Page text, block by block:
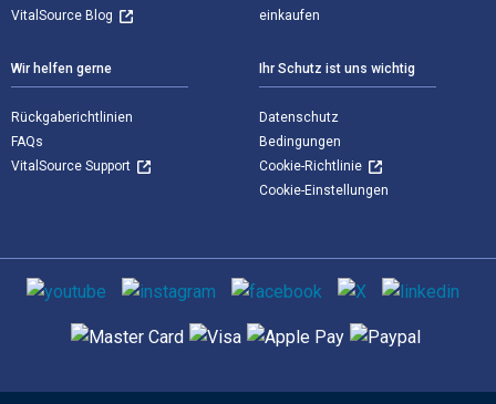
VitalSource Blog
einkaufen
Wir helfen gerne
Rückgaberichtlinien
FAQs
VitalSource Support
Ihr Schutz ist uns wichtig
Datenschutz
Bedingungen
Cookie-Richtlinie
Cookie-Einstellungen
Sozialen Medien
Unterstützte Zahlungsmethoden